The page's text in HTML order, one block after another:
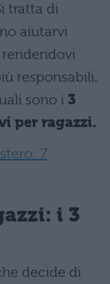
tratta di
aiutarvi
responsabili.
sono i 3
per ragazzi.
7
i 3
decide di